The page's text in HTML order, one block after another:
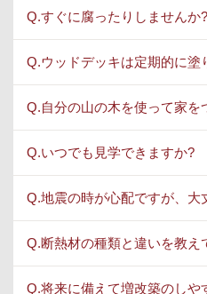
Q.すぐに腐ったりしませんか?
Q.ウッドデッキは定期的に塗
Q.自分の山の木を使って家を
Q.いつでも見学できますか?
Q.地震の時が心配ですが、大
Q.断熱材の種類と違いを教え
Q.将来に備えて増改築のしや